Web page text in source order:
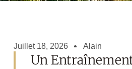
Juillet 18, 2026 Alain
Un